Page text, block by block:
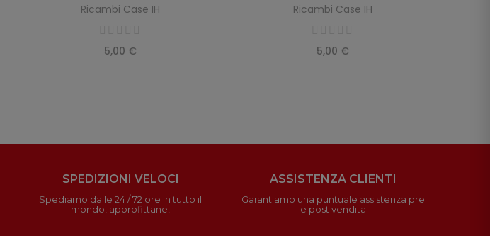
Ricambi Case IH
5,00 €
Ricambi Case IH
5,00 €
SPEDIZIONI VELOCI
Spediamo dalle 24 / 72 ore in tutto il
mondo, approfittane!
ASSISTENZA CLIENTI
Garantiamo una puntuale assistenza pre
e post vendita